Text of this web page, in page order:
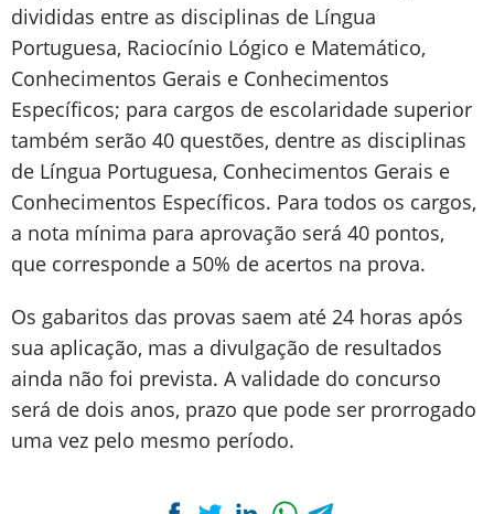
divididas entre as disciplinas de Língua
Portuguesa, Raciocínio Lógico e Matemático,
Conhecimentos Gerais e Conhecimentos
Específicos; para cargos de escolaridade superior
também serão 40 questões, dentre as disciplinas
de Língua Portuguesa, Conhecimentos Gerais e
Conhecimentos Específicos. Para todos os cargos,
a nota mínima para aprovação será 40 pontos,
que corresponde a 50% de acertos na prova.
Os gabaritos das provas saem até 24 horas após
sua aplicação, mas a divulgação de resultados
ainda não foi prevista. A validade do concurso
será de dois anos, prazo que pode ser prorrogado
uma vez pelo mesmo período.